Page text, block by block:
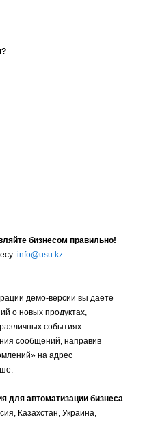
бизнесом правильно!
info@usu.kz
демо-версии вы даете
о новых продуктах,
событиях.
сообщений, направив
на адрес
для автоматизации бизнеса.
Казахстан, Украина,